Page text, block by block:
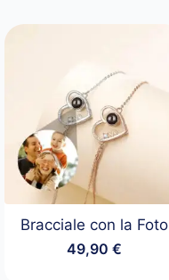
Bracciale con la Foto
49,90€